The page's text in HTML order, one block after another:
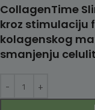
CollagenTime
kroz stimulaciju
kolagenskog
smanjenju